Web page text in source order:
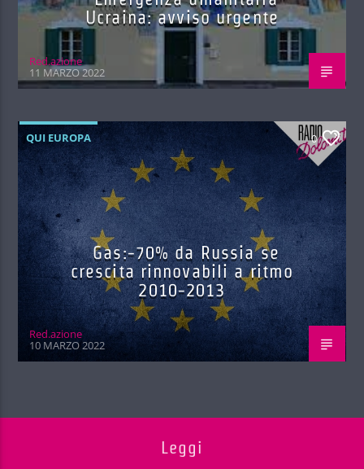
Ucraina: avviso urgente
Red.azione
11 MARZO 2022
QUI EUROPA 0
Gas:-70% da Russia se
crescita rinnovabili a ritmo
2010-2013
Red.azione
10 MARZO 2022
Leggi